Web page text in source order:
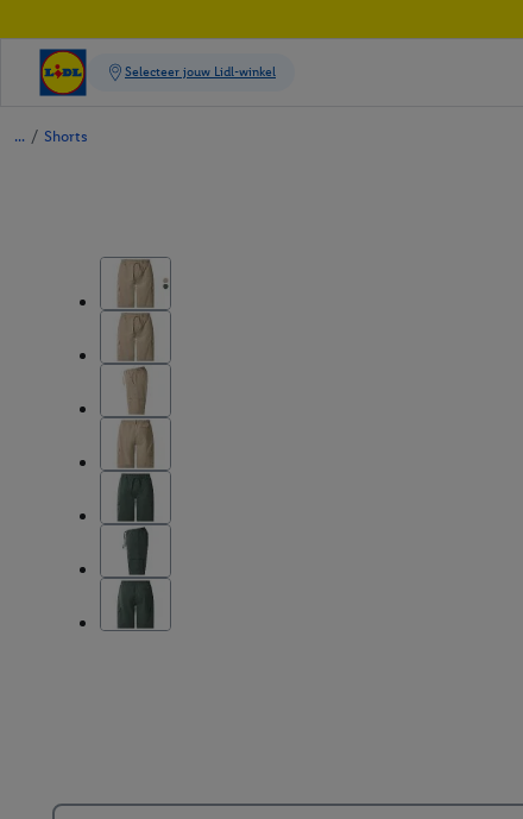
/ Shorts